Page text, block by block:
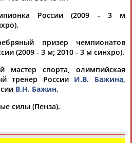
СМИРНОВА"
уникальных документов
4 ... 9 10 11
России по борьбе
(до 68 кг), Ксения Бурлакова (до
медали также завоевали
России (2009 - 3 м
призер чемпионатов
(2009 - 3 м; 2010 - 3 м синхро).
мастер спорта, олимпийская
тренер России И.В. Бажина,
В.Н. Бажин.
силы (Пенза).